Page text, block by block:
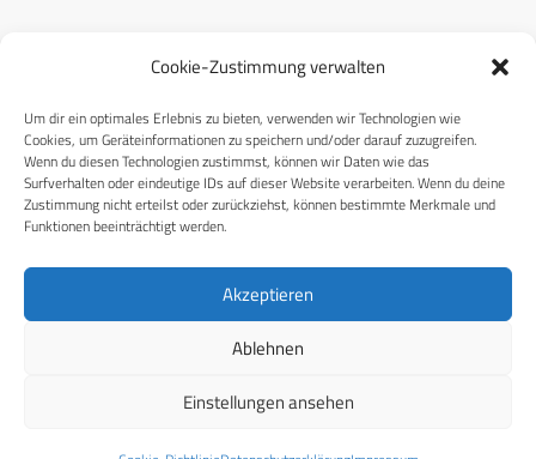
Cookie-Zustimmung verwalten
Um dir ein optimales Erlebnis zu bieten, verwenden wir Technologien wie
Cookies, um Geräteinformationen zu speichern und/oder darauf zuzugreifen.
Wenn du diesen Technologien zustimmst, können wir Daten wie das
Surfverhalten oder eindeutige IDs auf dieser Website verarbeiten. Wenn du deine
Zustimmung nicht erteilst oder zurückziehst, können bestimmte Merkmale und
Funktionen beeinträchtigt werden.
Akzeptieren
Ablehnen
Einstellungen ansehen
RECHTLICHES
Datenschutzerklärung
Cookie-Richtlinie (EU)